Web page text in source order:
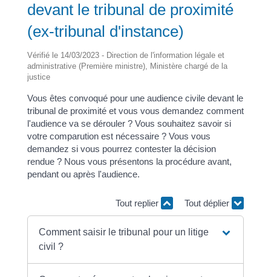
devant le tribunal de proximité
(ex-tribunal d'instance)
Vérifié le 14/03/2023 - Direction de l'information légale et
administrative (Première ministre), Ministère chargé de la
justice
Vous êtes convoqué pour une audience civile devant le
tribunal de proximité et vous vous demandez comment
l'audience va se dérouler ? Vous souhaitez savoir si
votre comparution est nécessaire ? Vous vous
demandez si vous pourrez contester la décision
rendue ? Nous vous présentons la procédure avant,
pendant ou après l'audience.
Tout replier Tout déplier
Comment saisir le tribunal pour un litige
civil ?